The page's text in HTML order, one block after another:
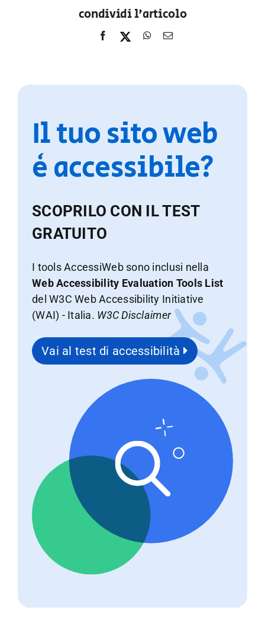
condividi l'articolo
Il tuo sito web
è accessibile?
SCOPRILO CON IL TEST
GRATUITO
I tools AccessiWeb sono inclusi nella
Web Accessibility Evaluation Tools List
del W3C Web Accessibility Initiative
(WAI) - Italia. W3C Disclaimer
Vai al test di accessibilità